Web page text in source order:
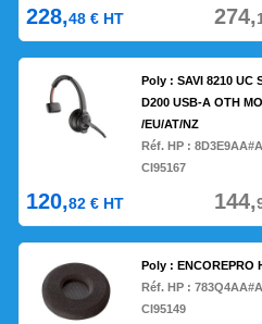
228,48 € HT 274,
Poly : SAVI 8210 UC
D200 USB-A OTH
/EU/AT/NZ
Réf. HP :
CI95167
120,82 € HT 144,
Poly : ENCOREPRO
Réf. HP :
CI95149